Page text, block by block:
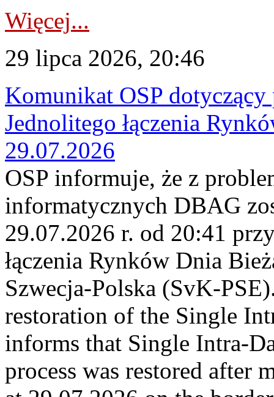
Więcej...
29 lipca 2026, 20:46
Komunikat OSP
Jednolitego łączenia
29.07.2026
OSP informuje, że z
informatycznych DBAG
29.07.2026 r. od 20:41
łączenia Rynków Dnia
Szwecja-Polska (SvK-
restoration of the Single
informs that Single Intra-
process was restored after